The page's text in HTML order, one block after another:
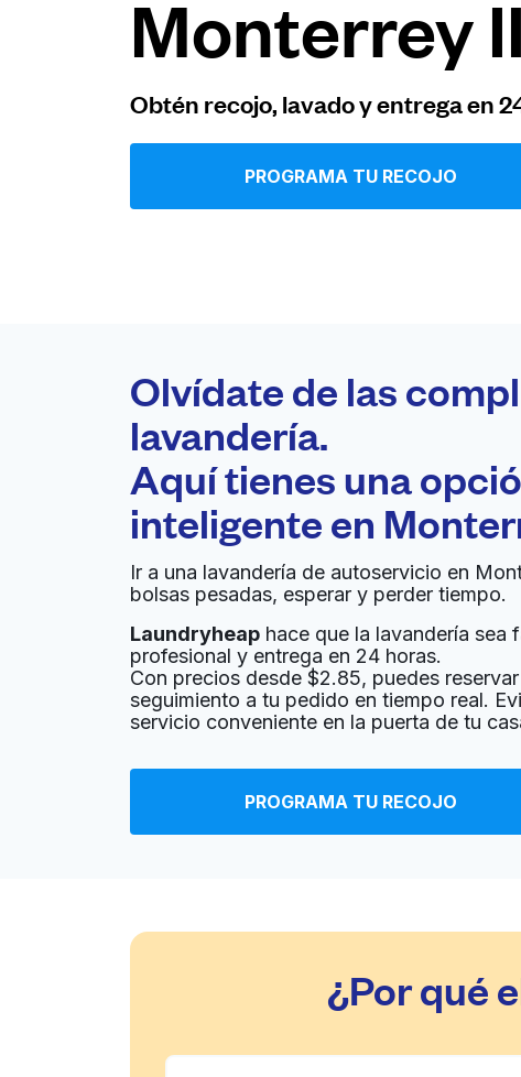
Iniciar sesión
United States ES
Monterrey II
Obtén recojo, lavado y entrega en
PROGRAMA TU RECOJO
Olvídate de las
lavandería.
Aquí tienes una
inteligente en
Ir a una lavandería de autoservicio en
bolsas pesadas, esperar y perder tiempo.
Laundryheap hace que la lavandería sea
profesional y entrega en 24 horas.
Con precios desde $2.85, puedes
seguimiento a tu pedido en tiempo real.
servicio conveniente en la puerta de tu
PROGRAMA TU RECOJO
¿Por qué